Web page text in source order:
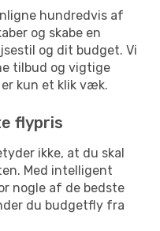
hundredvis af
og skabe en
og dit budget. Vi
tilbud og vigtige
kun et klik væk.
flypris
ikke, at du skal
Med intelligent
nogle af de bedste
du budgetfly fra